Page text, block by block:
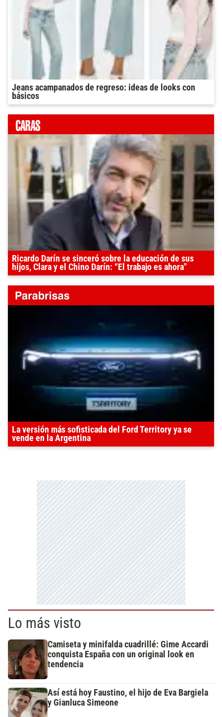
Jeans acampanados de regreso: ideas de looks con
básicos
Ricardo Darín se sinceró sobre la educación de sus
hijos, Clara y el Chino Darín: “El trabajo es ahora"
La versión más sofisticada del Ford Territory ya se
vende en la Argentina
Lo más visto
Camiseta y minifalda cuadrillé: Gime Accardi
conquista España con un original look en
tendencia
Así está hoy Faustino, el hijo de Eva Bargiela
y Gianluca Simeone